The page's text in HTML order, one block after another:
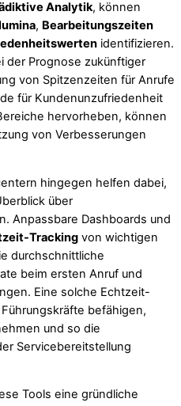
Analytik, können
, Bearbeitungszeiten
identifizieren.
der Prognose zukünftiger
von Spitzenzeiten für Anrufe
für Kundenunzufriedenheit
hervorheben, können
von Verbesserungen
hingegen helfen dabei,
über
Anpassbare Dashboards und
Tracking von wichtigen
durchschnittliche
beim ersten Anruf und
Eine solche Echtzeit-
befähigen,
und so die
Servicebereitstellung
Tools eine gründliche